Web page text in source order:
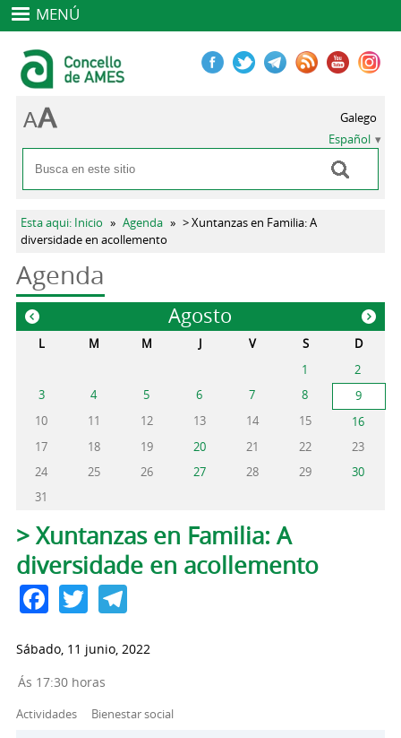
MENÚ
Formulario de búsqueda
Buscar
Galego
Español
Se encuentra usted aquí
Esta aqui: Inicio » Agenda » > Xuntanzas en Familia: A
diversidade en acollemento
Agenda
Agosto
« »
L M M J V S
D
1
2
3
4 5 6 7 8
9
10
11 12 13 14 15
16
17
18 19 20 21 22
23
24
25 26 27 28 29
30
31
Solapas principales
> Xuntanzas en Familia: A
diversidade en acollemento
Facebook
TwitterTelegram
Sábado, 11 junio, 2022
Ás 17:30 horas
Actividades Bienestar social